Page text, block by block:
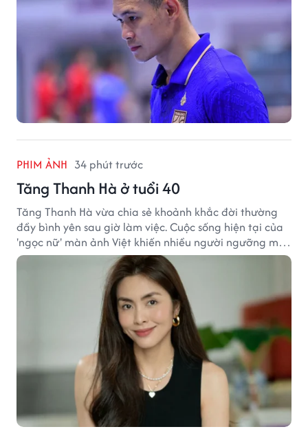
PHIM ẢNH 34 phút trước
Tăng Thanh Hà ở tuổi 40
Tăng Thanh Hà vừa chia sẻ khoảnh khắc đời thường
đầy bình yên sau giờ làm việc. Cuộc sống hiện tại của
'ngọc nữ' màn ảnh Việt khiến nhiều người ngưỡng mộ
sau hơn một thập kỷ rời xa ánh đèn sân khấu.